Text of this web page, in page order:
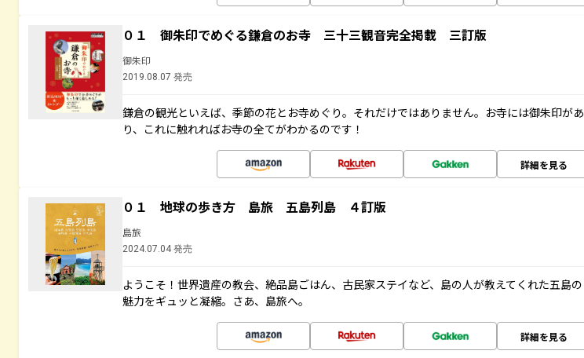
０１ 御朱印でめぐる鎌倉のお寺 三十三観音完全掲載 三訂版
御朱印
2019.08.07 発売
鎌倉の観光といえば、季節の花とお寺めぐり。それだけではありません。お寺には御朱印があ
り、これに触れればお寺の全てがわかるのです！
詳細を見る
０１ 地球の歩き方 島旅 五島列島 ４訂版
島旅
2024.07.04 発売
ようこそ！世界遺産の教会、絶品島ごはん、古民家ステイなど、島の人が教えてくれた五島の
魅力をギュッと凝縮。さあ、島旅へ。
詳細を見る